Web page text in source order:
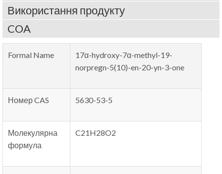
Використання продукту
COA
Formal Name 17α-hydroxy-7α-methyl-19-
norpregn-5(10)-en-20-yn-3-one
Номер CAS 5630-53-5
Молекулярна
формула
C21H28O2